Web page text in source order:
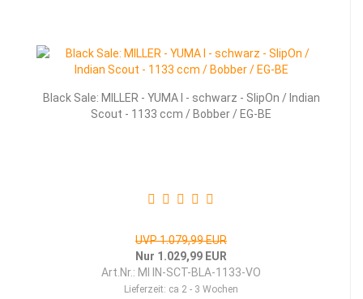
Black Sale: MILLER - YUMA I - schwarz - SlipOn / Indian
Scout - 1133 ccm / Bobber / EG-BE
UVP 1.079,99 EUR
Nur 1.029,99 EUR
Art.Nr.: MI IN-SCT-BLA-1133-VO
Lieferzeit: ca 2 - 3 Wochen